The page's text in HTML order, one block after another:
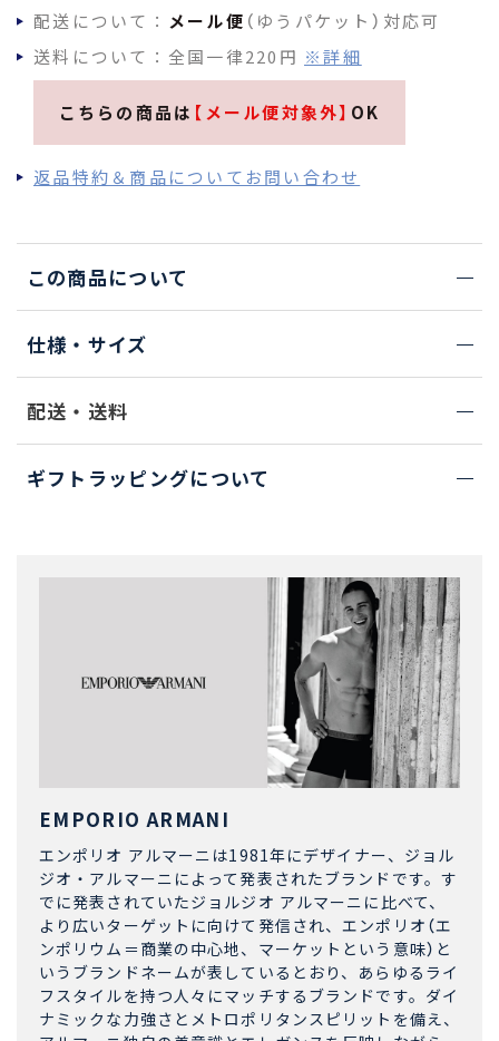
配送について： メール便 （ゆうパケット）対応可
送料について：全国一律220円 ※詳細
こちらの商品は 【メール便対象外】 OK
返品特約＆商品についてお問い合わせ
この商品について
仕様・サイズ
配送・送料
ギフトラッピングについて
EMPORIO ARMANI
エンポリオ アルマーニは1981年にデザイナー、ジョル
ジオ・アルマーニによって発表されたブランドです。す
でに発表されていたジョルジオ アルマーニに比べて、
より広いターゲットに向けて発信され、エンポリオ（エ
ンポリウム＝商業の中心地、マーケットという意味）と
いうブランドネームが表しているとおり、あらゆるライ
フスタイルを持つ人々にマッチするブランドです。ダイ
ナミックな力強さとメトロポリタンスピリットを備え、